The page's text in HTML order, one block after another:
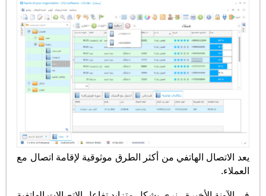
يعد الاتصال الهاتفي من أكثر الطرق موثوقية لإقامة اتصال مع
العملاء.